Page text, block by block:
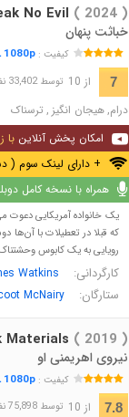
No Evil ( 2024 )
خباثت پنهان
کیفیت :1080p
7 از 10 توسط 33,402 نفر در
درام,هیجان انگیز , ترسناک
امکان پخش آنلاین با
+ دارای لینک سوم (
همراه با نسخه کامل
یک خانواده آمریکایی دعوت
که قبلا در تعطیلات با آن‌ها
رویایی به یک کابوس
کارگردانی: Watkins
ستارگان:McNairy
Materials ( 2019 )
نیروی اهریمنی او
کیفیت :1080p
7.8 از 10 توسط 75,898 نفر در